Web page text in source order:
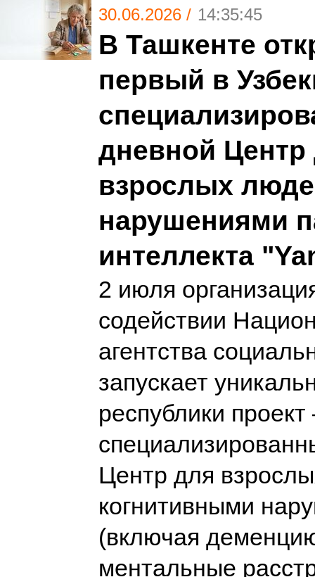
30.06.2026 / 14:35:45
В Ташкенте
первый в
дневной Центр
взрослых
нарушениями
интеллекта
2 июля
содействии
агентства
запускает
республики
Центр для
когнитивными
(включая
ментальные